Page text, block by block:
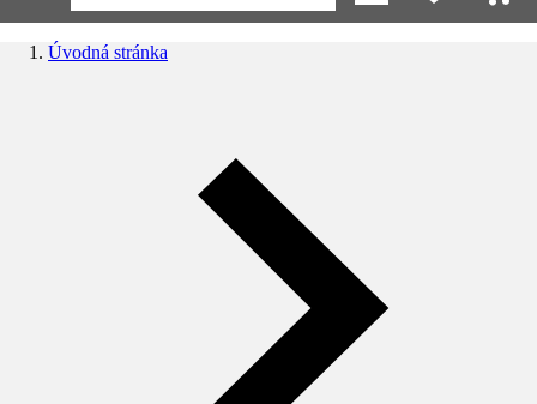
Úvodná stránka